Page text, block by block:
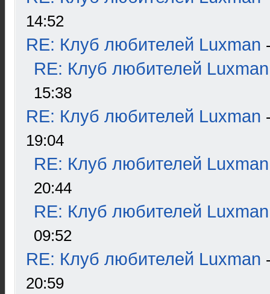
14:52
RE: Клуб любителей Luxman
RE: Клуб любителей Luxman
15:38
RE: Клуб любителей Luxman
19:04
RE: Клуб любителей Luxman
20:44
RE: Клуб любителей Luxman
09:52
RE: Клуб любителей Luxman
20:59